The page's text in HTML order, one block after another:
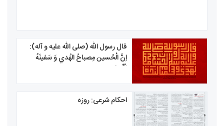
قال رسول الله (صلی الله علیه و آله):
اِنَّ الْحُسين مِصباحُ الهُدي وَ سَفينَهُ
الْنِّجاه
احکام شرعی: روزه